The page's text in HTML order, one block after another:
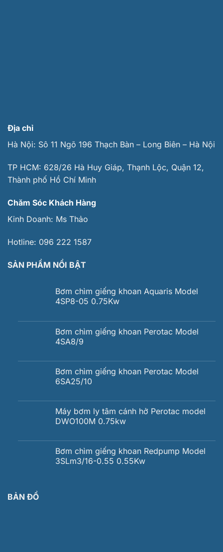
Địa chỉ
Hà Nội: Sô 11 Ngõ 196 Thạch Bàn – Long Biên – Hà Nội
TP HCM: 628/26 Hà Huy Giáp, Thạnh Lộc, Quận 12,
Thành phố Hồ Chí Minh
Chăm Sóc Khách Hàng
Kinh Doanh: Ms Thảo
Hotline: 096 222 1587
SẢN PHẨM NỔI BẬT
Bơm chìm giếng khoan Aquaris Model
4SP8-05 0.75Kw
Bơm chìm giếng khoan Perotac Model
4SA8/9
Bơm chìm giếng khoan Perotac Model
6SA25/10
Máy bơm ly tâm cánh hở Perotac model
DWO100M 0.75kw
Bơm chìm giếng khoan Redpump Model
3SLm3/16-0.55 0.55Kw
BẢN ĐỒ